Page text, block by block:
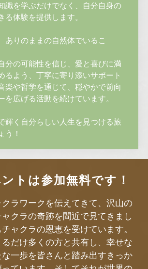
識を学ぶだけでなく、自分自身の
る体験を提供します。
ありのままの自然体でいるこ
分の可能性を信じ、愛と喜びに満
るよう、丁寧に寄り添いサポート
楽や哲学を通じて、穏やかで前向
を広げる活動を続けています。
輝く自分らしい人生を見つける旅
う！
トは参加無料です！
ラワークを伝えてきて、沢山の
クラの奇跡を間近で見てきまし
ャクラの恩恵を受けています。
だけ多くの方と共有し、幸せな
一歩を皆さんと踏み出すきっか